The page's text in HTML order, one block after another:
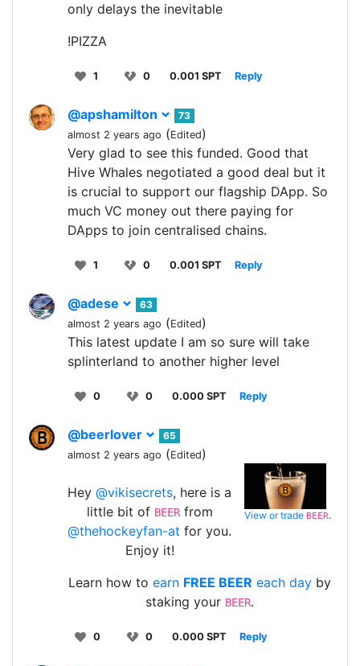
only delays the inevitable
!PIZZA
1 0 0.001 SPT Reply
@apshamilton
73
almost 2 years ago (Edited)
Very glad to see this funded. Good that
Hive Whales negotiated a good deal but it
is crucial to support our flagship DApp. So
much VC money out there paying for
DApps to join centralised chains.
1 0 0.001 SPT Reply
@adese
63
almost 2 years ago (Edited)
This latest update I am so sure will take
splinterland to another higher level
0 0 0.000 SPT Reply
@beerlover
65
almost 2 years ago (Edited)
View or trade BEER.
Hey @vikisecrets, here is a
little bit of BEERfrom
@thehockeyfan-at for you.
Enjoy it!
Learn how to earn FREE BEER each day by
staking your BEER.
0 0 0.000 SPT Reply